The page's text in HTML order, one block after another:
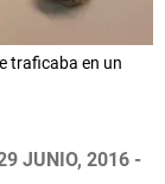
traficaba en un
JUNIO, 2016 -